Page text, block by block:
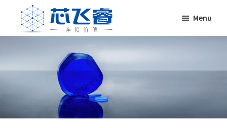
primary
primary
Laser
性
Menu